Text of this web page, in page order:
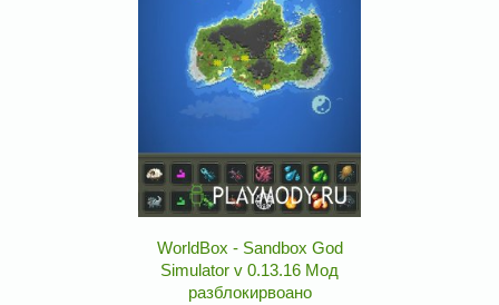
WorldBox - Sandbox God
Simulator v 0.13.16 Мод
разблокирвоано